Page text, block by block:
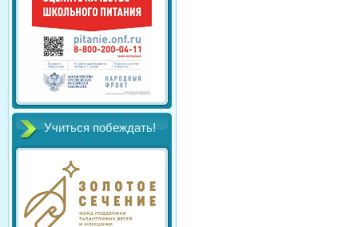
Учиться побеждать!